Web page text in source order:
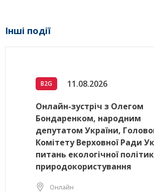
Інші події
B2G 11.08.2026
Онлайн-зустріч з Олегом
Бондаренком, народним
депутатом України,
Комітету Верховної Ради
питань екологічної
природокористування
Онлайн